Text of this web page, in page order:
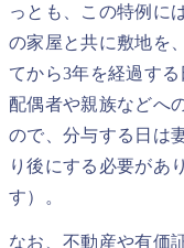
っとも、この特例に
の家屋と共に敷地を
てから3年を経過す
配偶者や親族などへ
ので、分与する日は
り後にする必要があ
す）。
なお、不動産や有価